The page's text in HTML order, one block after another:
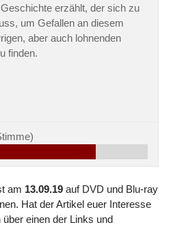
erzählt, der sich zu
um Gefallen an diesem
aber auch lohnenden
finden.
am 13.09.19auf DVD und Blu-ray
Hat der Artikel euer Interesse
einen der Links und